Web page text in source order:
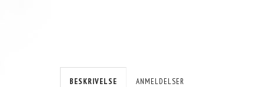
BESKRIVELSE ANMELDELSER